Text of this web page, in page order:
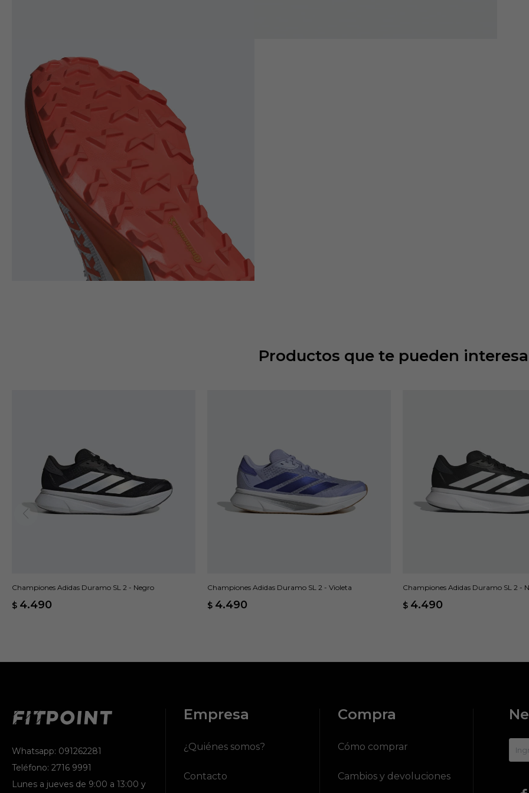
Productos que te pueden
Championes Adidas Duramo SL 2 - Negro
$ 4.490
Championes Adidas Duramo SL 2 - Violeta
$ 4.490
Championes Adidas Duramo SL 2 -
$ 4.490
Whatsapp: 091262281
Teléfono: 2716 9991
Lunes a jueves de 9:00 a 13:00 y
Empresa
¿Quiénes somos?
Contacto
Compra
Cómo comprar
Cambios y devoluciones